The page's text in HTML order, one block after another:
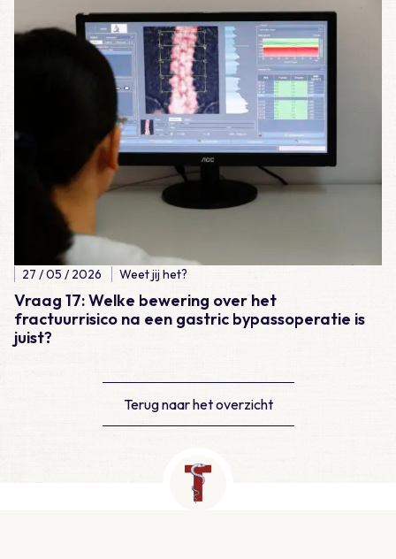
Vraag 17: Welke bewering over het
fractuurrisico na een gastric bypassoperatie is
juist?
27 / 05 / 2026 Weet jij het?
Terug naar het overzicht